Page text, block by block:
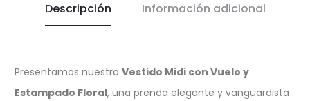
Descripción Información adicional
Presentamos nuestro Vestido Midi con Vuelo y
Estampado Floral, una prenda elegante y vanguardista